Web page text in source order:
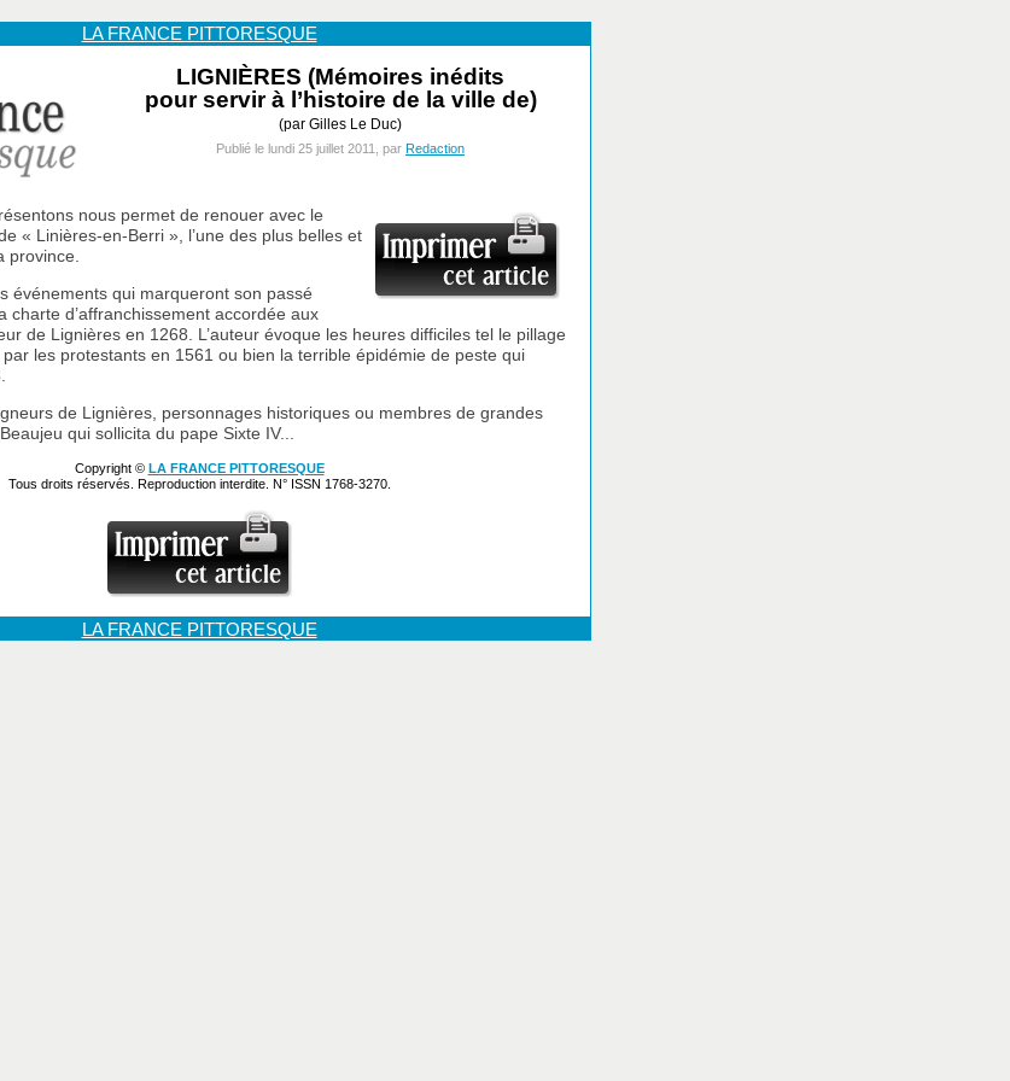
LA FRANCE PITTORESQUE
LIGNIÈRES (Mémoires inédits
pour servir à l’histoire de la ville de)
(par Gilles Le Duc)
Publié le lundi 25 juillet 2011, par Redaction
nous permet de renouer avec le
« Linières-en-Berri », l’une des plus belles et
province.
événements qui marqueront son passé
charte d’affranchissement accordée aux
de Lignières en 1268. L’auteur évoque les heures difficiles tel le pillage
par les protestants en 1561 ou bien la terrible épidémie de peste qui
de Lignières, personnages historiques ou membres de grandes
qui sollicita du pape Sixte IV...
Copyright © LA FRANCE PITTORESQUE
Tous droits réservés. Reproduction interdite. N° ISSN 1768-3270.
LA FRANCE PITTORESQUE